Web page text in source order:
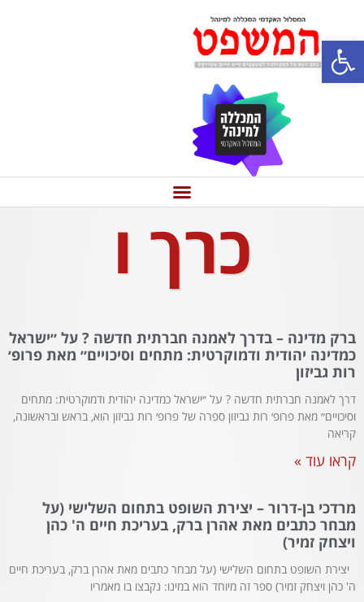
פתח סרגל נגישות
כרך ו
ברק מדינה – בדרך לאמנה חברתית חדשה ? על ״ישראל
כמדינה יהודית ודמוקרטית: מתחים וסיכויים״ מאת פרופ׳
רות גביזון
דרך לאמנה חברתית חדשה ? על ״ישראל כמדינה יהודית ודמוקרטית: מתחים
וסיכויים״ מאת פרופ׳ רות גביזון ספרה של פרופ׳ רות גביזון הוא, בראש ובראשונה,
קריאה
קראו עוד »
מרדכי בן-דרור – יצירת השופט בתחום השלישי (על
מבחר כתבים מאת אהרן ברק, בעריכת חיים ה' כהן
ויצחק זמיר)
יצירת השופט בתחום השלישי (על מבחר כתבים מאת אהרן ברק, בעריכת חיים
ה' כהן ויצחק זמיר) ספר זה מיוחד הוא במינו: נקבצו בו מאמריו